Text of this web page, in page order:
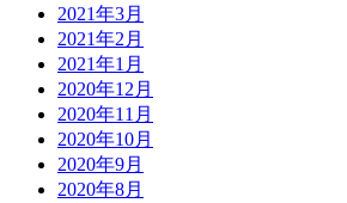
2021年3月
2021年2月
2021年1月
2020年12月
2020年11月
2020年10月
2020年9月
2020年8月